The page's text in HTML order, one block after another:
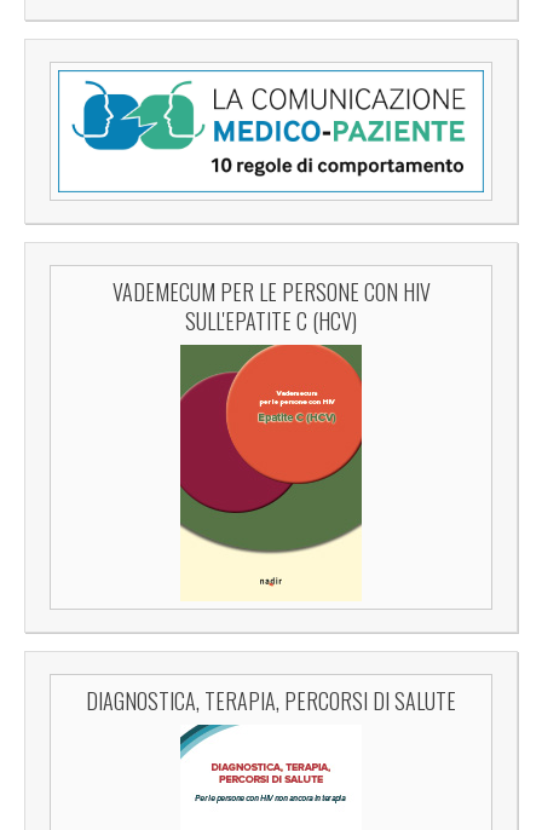
VADEMECUM PER LE PERSONE CON HIV
SULL'EPATITE C (HCV)
DIAGNOSTICA, TERAPIA, PERCORSI DI SALUTE